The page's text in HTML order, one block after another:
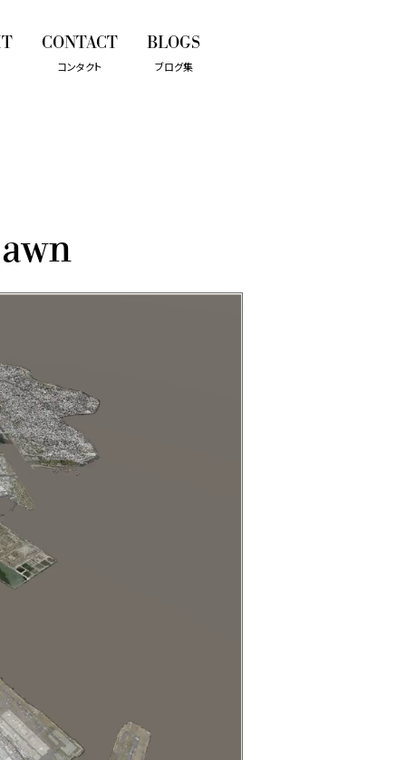
CONTACT
コンタクト
BLOGS
ブログ集